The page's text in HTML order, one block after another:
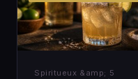
Spiritueux &amp; 5